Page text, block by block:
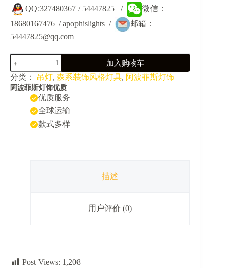
QQ:327480367 / 54447825 /
微信：
18680167476 / apophislights /
邮箱：
54447825@qq.com
JY5048A-
森
系
植
加入购物车
分类： 吊灯, 森系装饰风格灯具, 阿波菲斯灯饰
阿波菲斯灯饰优质
优质服务
全球运输
款式多样
描述
用户评价 (0)
Post Views: 1,208